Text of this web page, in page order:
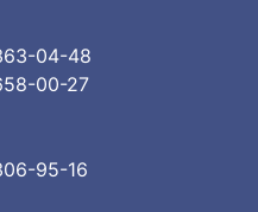
04-48
00-27
95-16